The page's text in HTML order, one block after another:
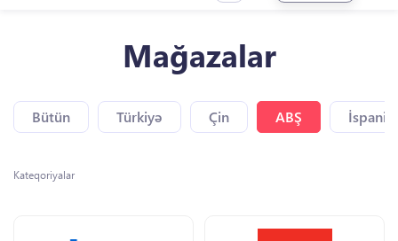
Mağazalar
Bütün Türkiyə Çin ABŞ
Kateqoriyalar